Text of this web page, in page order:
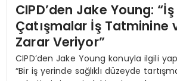
CIPD’den Jake Young:
Çatışmalar İş Tatminine
Zarar Veriyor”
CIPD’den Jake Young konuyla ilgili
“Bir iş yerinde sağlıklı düzeyde